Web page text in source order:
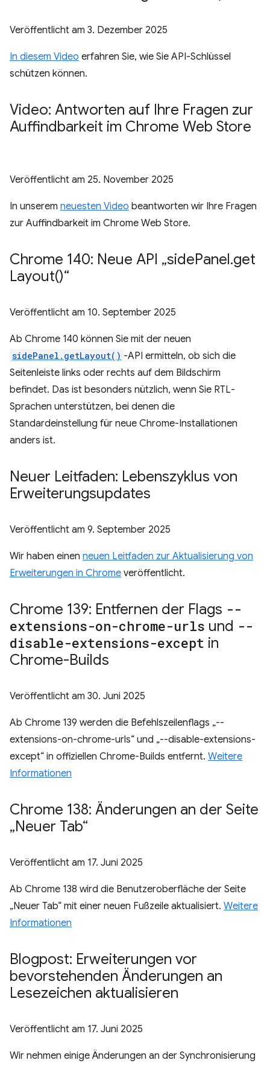
Veröffentlicht am 3. Dezember 2025
In diesem Video erfahren Sie, wie Sie API-Schlüssel
schützen können.
Video: Antworten auf Ihre Fragen zur
Auffindbarkeit im Chrome Web Store
Veröffentlicht am 25. November 2025
In unserem neuesten Video beantworten wir Ihre Fragen
zur Auffindbarkeit im Chrome Web Store.
Chrome 140: Neue API „sidePanel.get
Layout()“
Veröffentlicht am 10. September 2025
Ab Chrome 140 können Sie mit der neuen
sidePanel.getLayout() -API ermitteln, ob sich die
Seitenleiste links oder rechts auf dem Bildschirm
befindet. Das ist besonders nützlich, wenn Sie RTL-
Sprachen unterstützen, bei denen die
Standardeinstellung für neue Chrome-Installationen
anders ist.
Neuer Leitfaden: Lebenszyklus von
Erweiterungsupdates
Veröffentlicht am 9. September 2025
Wir haben einen neuen Leitfaden zur Aktualisierung von
Erweiterungen in Chrome veröffentlicht.
Chrome 139: Entfernen der Flags --
extensions-on-chrome-urls und --
disable-extensions-except in
Chrome-Builds
Veröffentlicht am 30. Juni 2025
Ab Chrome 139 werden die Befehlszeilenflags „--
extensions-on-chrome-urls“ und „--disable-extensions-
except“ in offiziellen Chrome-Builds entfernt. Weitere
Informationen
Chrome 138: Änderungen an der Seite
„Neuer Tab“
Veröffentlicht am 17. Juni 2025
Ab Chrome 138 wird die Benutzeroberfläche der Seite
„Neuer Tab“ mit einer neuen Fußzeile aktualisiert. Weitere
Informationen
Blogpost: Erweiterungen vor
bevorstehenden Änderungen an
Lesezeichen aktualisieren
Veröffentlicht am 17. Juni 2025
Wir nehmen einige Änderungen an der Synchronisierung